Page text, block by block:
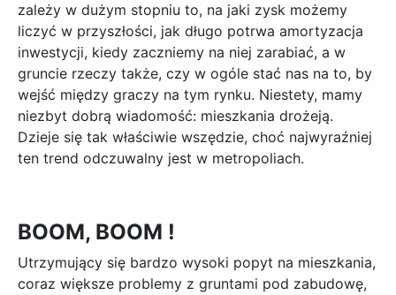
zależy w dużym stopniu to, na jaki zysk możemy
liczyć w przyszłości, jak długo potrwa amortyzacja
inwestycji, kiedy zaczniemy na niej zarabiać, a w
gruncie rzeczy także, czy w ogóle stać nas na to, by
wejść między graczy na tym rynku. Niestety, mamy
niezbyt dobrą wiadomość: mieszkania drożeją.
Dzieje się tak właściwie wszędzie, choć najwyraźniej
ten trend odczuwalny jest w metropoliach.
BOOM, BOOM !
Utrzymujący się bardzo wysoki popyt na mieszkania,
coraz większe problemy z gruntami pod zabudowę,